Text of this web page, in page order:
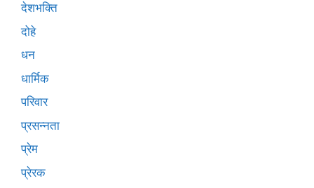
देशभक्ति
दोहे
धन
धार्मिक
परिवार
प्रसन्नता
प्रेम
प्रेरक